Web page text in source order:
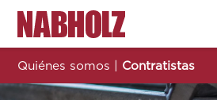
Nabholz Construction Corporation
Quiénes somos | Contratistas